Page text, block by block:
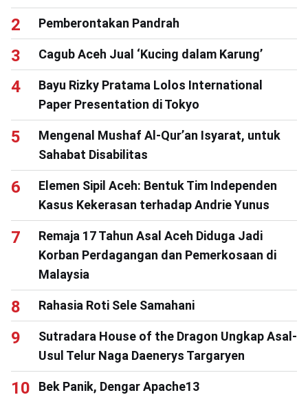
Pemberontakan Pandrah
Cagub Aceh Jual ‘Kucing dalam Karung’
Bayu Rizky Pratama Lolos International
Paper Presentation di Tokyo
Mengenal Mushaf Al-Qur’an Isyarat, untuk
Sahabat Disabilitas
Elemen Sipil Aceh: Bentuk Tim Independen
Kasus Kekerasan terhadap Andrie Yunus
Remaja 17 Tahun Asal Aceh Diduga Jadi
Korban Perdagangan dan Pemerkosaan di
Malaysia
Rahasia Roti Sele Samahani
Sutradara House of the Dragon Ungkap Asal-
Usul Telur Naga Daenerys Targaryen
Bek Panik, Dengar Apache13